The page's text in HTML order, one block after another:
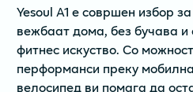
Yesoul A1 е совршен избор
вежбаат дома, без бучава и
фитнес искуство. Со
перформанси преку
велосипед ви помага да